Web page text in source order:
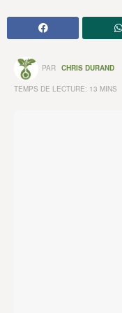
PAR CHRIS DURAND
TEMPS DE LECTURE: 13 MINS